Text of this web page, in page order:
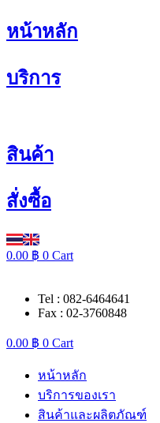
Skip
to
หน้าหลัก
บริการ
สินค้า
สั่งซื้อ
0.00 ฿ 0 Cart
Tel : 082-6464641
Fax : 02-3760848
0.00 ฿ 0 Cart
หน้าหลัก
บริการของเรา
สินค้าและผลิตภัณฑ์